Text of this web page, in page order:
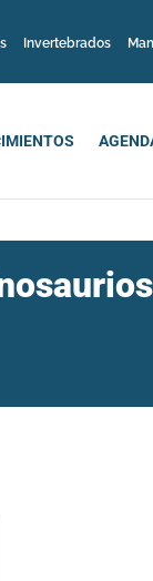
Invertebrados